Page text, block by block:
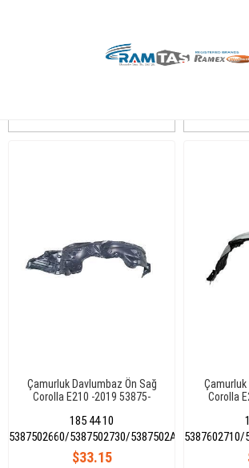
Çamurluk Davlumbaz Ön Sağ
Corolla E210 -2019 53875-
02A30
185 44 10
$33.15
5387502660/5387502730/5387502A30
Çamurluk
Corolla
5387602710/